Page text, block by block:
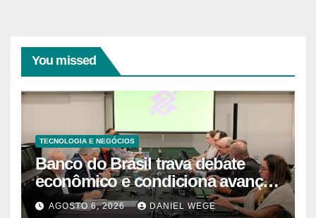
You missed
TECNOLOGIA E NEGÓCIOS
Banco do Brasil trava debate
econômico e condiciona avanços
à decisão da Fenaban | Contec
AGOSTO 6, 2026 DANIEL WEGE